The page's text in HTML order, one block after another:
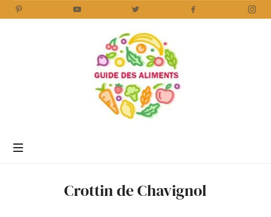
Aliments
www.guidedesaliments.comCrottin de Chavignol